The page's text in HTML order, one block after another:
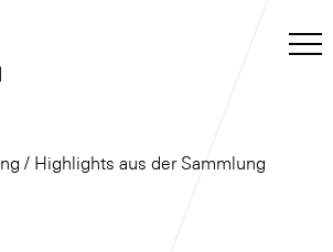
/ Highlights aus der Sammlung